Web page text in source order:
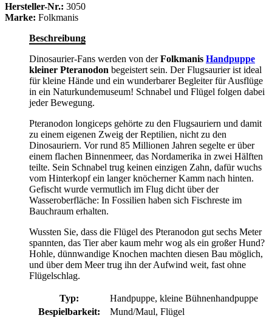
Hersteller-Nr.: 3050
Marke: Folkmanis
Beschreibung
Dinosaurier-Fans werden von derFolkmanis Handpuppe
kleiner Pteranodon begeistert sein. Der Flugsaurier ist ideal
für kleine Hände und ein wunderbarer Begleiter für Ausflüge
in ein Naturkundemuseum! Schnabel und Flügel folgen dabei
jeder Bewegung.
Pteranodon longiceps gehörte zu den Flugsauriern und damit
zu einem eigenen Zweig der Reptilien, nicht zu den
Dinosauriern. Vor rund 85 Millionen Jahren segelte er über
einem flachen Binnenmeer, das Nordamerika in zwei Hälften
teilte. Sein Schnabel trug keinen einzigen Zahn, dafür wuchs
vom Hinterkopf ein langer knöcherner Kamm nach hinten.
Gefischt wurde vermutlich im Flug dicht über der
Wasseroberfläche: In Fossilien haben sich Fischreste im
Bauchraum erhalten.
Wussten Sie, dass die Flügel des Pteranodon gut sechs Meter
spannten, das Tier aber kaum mehr wog als ein großer Hund?
Hohle, dünnwandige Knochen machten diesen Bau möglich,
und über dem Meer trug ihn der Aufwind weit, fast ohne
Flügelschlag.
Typ:
Handpuppe, kleine Bühnenhandpuppe
Bespielbarkeit:
Mund/Maul, Flügel